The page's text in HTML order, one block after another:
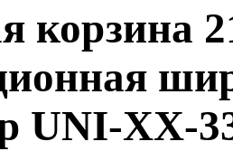
корзина
UNI-XX-